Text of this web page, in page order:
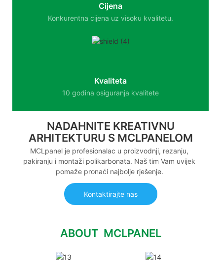
Cijena
Konkurentna cijena uz visoku kvalitetu.
Kvaliteta
10 godina osiguranja kvalitete
NADAHNITE KREATIVNU
ARHITEKTURU S MCLPANELOM
MCLpanel je profesionalac u proizvodnji, rezanju,
pakiranju i montaži polikarbonata. Naš tim Vam uvijek
pomaže pronaći najbolje rješenje.
Kontaktirajte nas
ABOUT MCLPANEL